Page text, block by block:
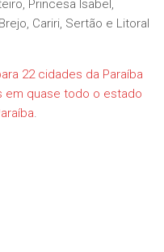
Princesa Isabel,
Cariri, Sertão e Litoral
22 cidades da Paraíba
em quase todo o estado